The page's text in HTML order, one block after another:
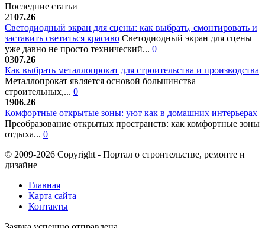
Последние статьи
2107.26
Светодиодный экран для сцены: как выбрать, смонтировать и
заставить светиться красиво Светодиодный экран для сцены
уже давно не просто технический... 0
0307.26
Как выбрать металлопрокат для строительства и производства
Металлопрокат является основой большинства
строительных,... 0
1906.26
Комфортные открытые зоны: уют как в домашних интерьерах
Преобразование открытых пространств: как комфортные зоны
отдыха... 0
© 2009-2026 Copyright - Портал о строительстве, ремонте и
дизайне
Главная
Карта сайта
Контакты